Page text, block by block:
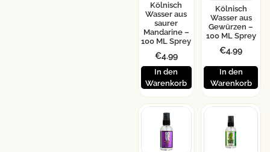
Kölnisch
Wasser aus
saurer
Mandarine –
100 ML Sprey
€4.99
In den
Warenkorb
Kölnisch
Wasser aus
Gewürzen –
100 ML Sprey
€4.99
In den
Warenkorb